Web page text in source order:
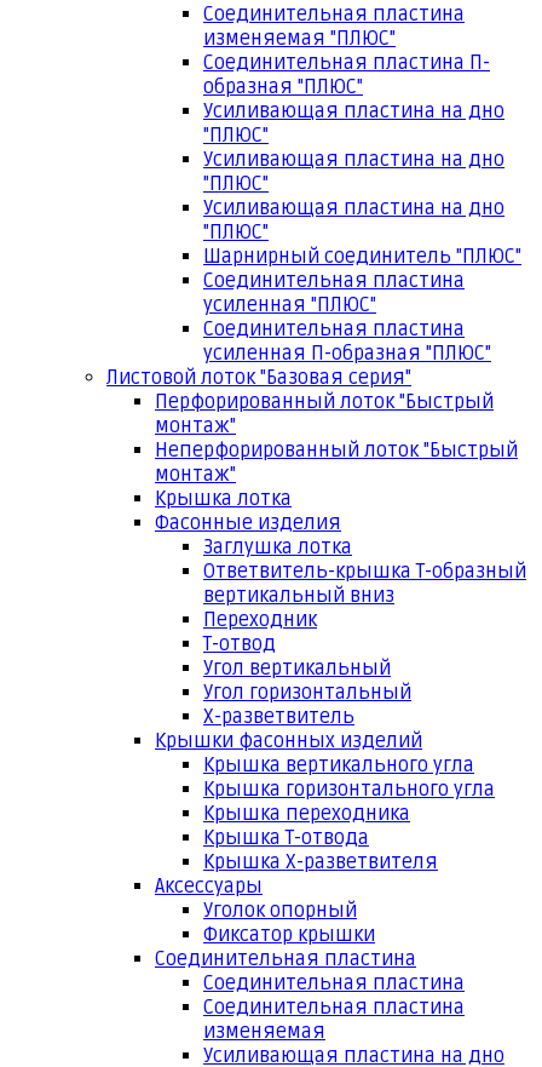
Соединительная пластина
изменяемая "ПЛЮС"
Соединительная пластина П-
образная "ПЛЮС"
Усиливающая пластина на дно
"ПЛЮС"
Усиливающая пластина на дно
"ПЛЮС"
Усиливающая пластина на дно
"ПЛЮС"
Шарнирный соединитель "ПЛЮС"
Соединительная пластина
усиленная "ПЛЮС"
Соединительная пластина
усиленная П-образная "ПЛЮС"
Листовой лоток "Базовая серия"
Перфорированный лоток "Быстрый
монтаж"
Неперфорированный лоток "Быстрый
монтаж"
Крышка лотка
Фасонные изделия
Заглушка лотка
Ответвитель-крышка Т-образный
вертикальный вниз
Переходник
Т-отвод
Угол вертикальный
Угол горизонтальный
Х-разветвитель
Крышки фасонных изделий
Крышка вертикального угла
Крышка горизонтального угла
Крышка переходника
Крышка Т-отвода
Крышка Х-разветвителя
Аксессуары
Уголок опорный
Фиксатор крышки
Соединительная пластина
Соединительная пластина
Соединительная пластина
изменяемая
Усиливающая пластина на дно